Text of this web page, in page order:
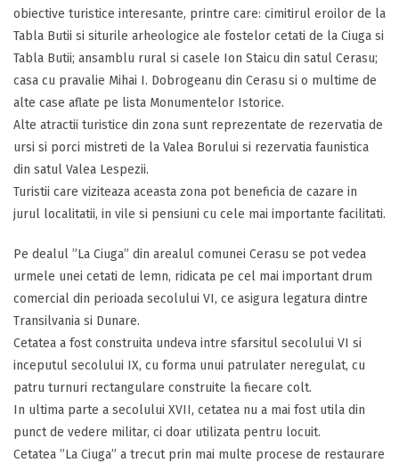
obiective turistice interesante, printre care: cimitirul eroilor de la
Tabla Butii si siturile arheologice ale fostelor cetati de la Ciuga si
Tabla Butii; ansamblu rural si casele Ion Staicu din satul Cerasu;
casa cu pravalie Mihai I. Dobrogeanu din Cerasu si o multime de
alte case aflate pe lista Monumentelor Istorice.
Alte atractii turistice din zona sunt reprezentate de rezervatia de
ursi si porci mistreti de la Valea Borului si rezervatia faunistica
din satul Valea Lespezii.
Turistii care viziteaza aceasta zona pot beneficia de cazare in
jurul localitatii, in vile si pensiuni cu cele mai importante facilitati.
Pe dealul ”La Ciuga” din arealul comunei Cerasu se pot vedea
urmele unei cetati de lemn, ridicata pe cel mai important drum
comercial din perioada secolului VI, ce asigura legatura dintre
Transilvania si Dunare.
Cetatea a fost construita undeva intre sfarsitul secolului VI si
inceputul secolului IX, cu forma unui patrulater neregulat, cu
patru turnuri rectangulare construite la fiecare colt.
In ultima parte a secolului XVII, cetatea nu a mai fost utila din
punct de vedere militar, ci doar utilizata pentru locuit.
Cetatea ”La Ciuga” a trecut prin mai multe procese de restaurare